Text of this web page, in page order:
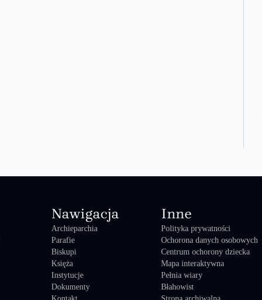
Nawigacja
Archieparchia
Parafie
Biskupi
Księża
Instytucje
Dokumenty
Inne
Polityka prywatności
Ochorona danych osobowych
Centrum ochorony dziecka
Mapa interaktywna
Pełnia wiary
Błahowist